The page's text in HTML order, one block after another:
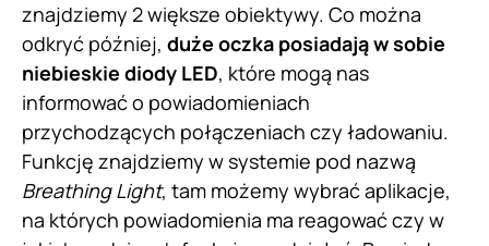
znajdziemy 2 większe obiektywy. Co można
odkryć później, duże oczka posiadają w sobie
niebieskie diody LED, które mogą nas
informować o powiadomieniach
przychodzących połączeniach czy ładowaniu.
Funkcję znajdziemy w systemie pod nazwą
Breathing Light, tam możemy wybrać aplikacje,
na których powiadomienia ma reagować czy w